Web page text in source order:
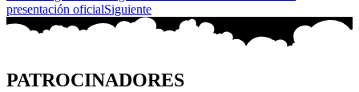
presentación oficialSiguiente
PATROCINADORES